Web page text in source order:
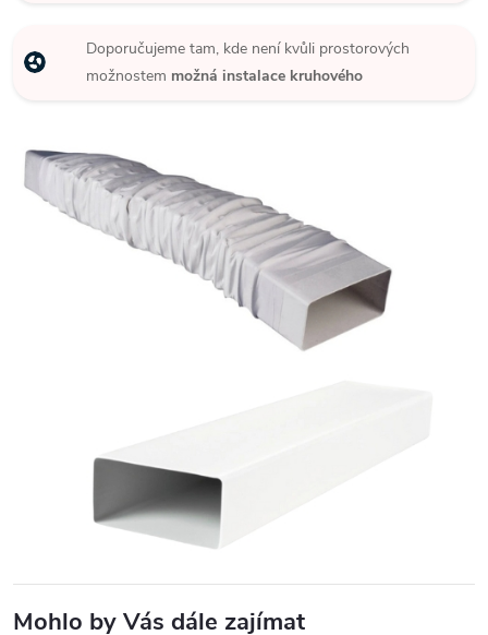
Doporučujeme tam, kde není kvůli prostorových
možnostem možná instalace kruhového
Mohlo by Vás dále zajímat